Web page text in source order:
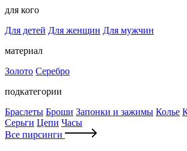
для кого
Для детей Для женщин Для мужчин
материал
Золото Серебро
подкатегории
Браслеты Броши Запонки и зажимы Колье
Серьги Цепи Часы
Все пирсинги